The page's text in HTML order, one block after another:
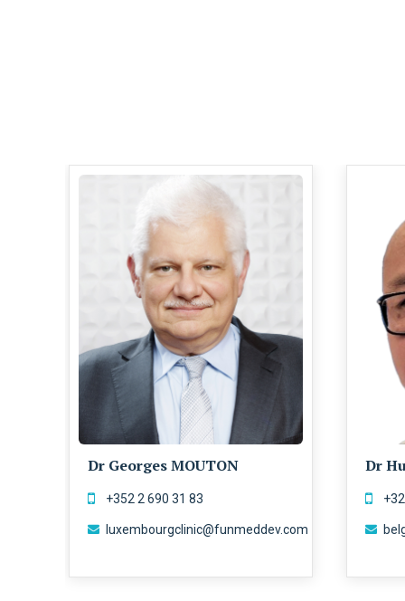
Dr Georges MOUTON
‭+352 2 690 31 83‬
luxembourgclinic@funmeddev.com
Dr